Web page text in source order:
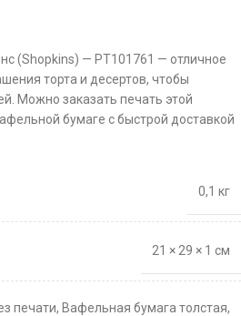
(Shopkins) — PT101761 — отличное
торта и десертов, чтобы
Можно заказать печать этой
бумаге с быстрой доставкой
0,1 кг
21 × 29 × 1 см
печати, Вафельная бумага толстая,